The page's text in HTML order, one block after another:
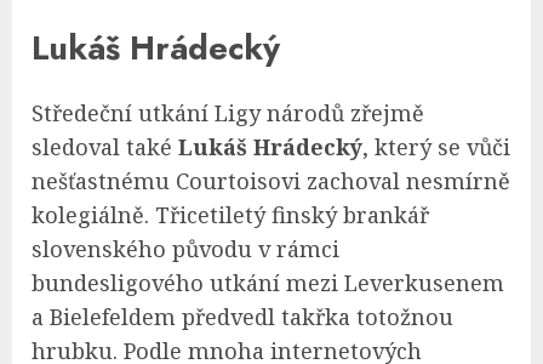
Lukáš Hrádecký
Středeční utkání Ligy národů zřejmě
sledoval také Lukáš Hrádecký, který se vůči
nešťastnému Courtoisovi zachoval nesmírně
kolegiálně. Třicetiletý finský brankář
slovenského původu v rámci
bundesligového utkání mezi Leverkusenem
a Bielefeldem předvedl takřka totožnou
hrubku. Podle mnoha internetových